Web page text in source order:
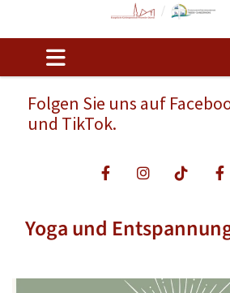
Folgen Sie uns auf
und TikTok.
Yoga und